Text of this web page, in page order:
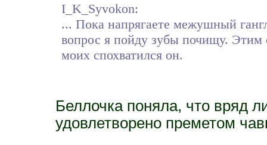
I_K_Syvokon:
... Пока напрягаете межушный
вопрос я пойду зубы почищу. Этим
моих спохватился он.
Беллочка поняла, что вряд
удовлетворено преметом